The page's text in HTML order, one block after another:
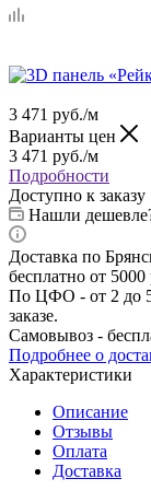
3 471 руб./м
Варианты цен
3 471 руб./м
Подробности
Доступно к заказу
Нашли
Доставка по
бесплатно от 5000
По ЦФО - от 2 до 5
заказе.
Самовывоз -
Подробнее о
Характеристики
Описание
Отзывы
Оплата
Доставка